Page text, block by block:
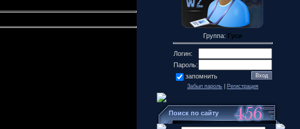
Группа: Гуси
Логин:
Пароль:
запомнить
Забыл пароль Регистрация
Поиск по сайту